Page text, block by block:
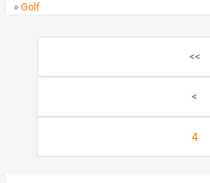
»Golf
<<
<
4